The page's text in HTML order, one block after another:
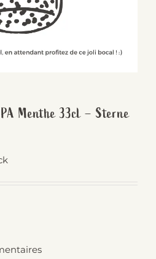
Menthe 33cl – Sterne